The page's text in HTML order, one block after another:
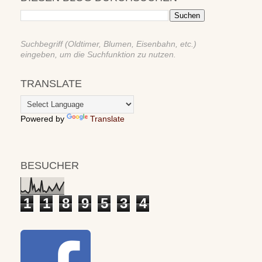
Suchbegriff (Oldtimer, Blumen, Eisenbahn, etc.)
eingeben, um die Suchfunktion zu nutzen.
TRANSLATE
Powered by Translate
BESUCHER
1 1 8 9 5 3 4